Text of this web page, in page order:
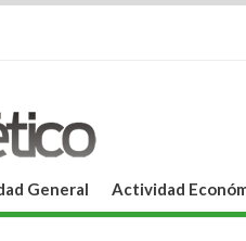
General Actividad